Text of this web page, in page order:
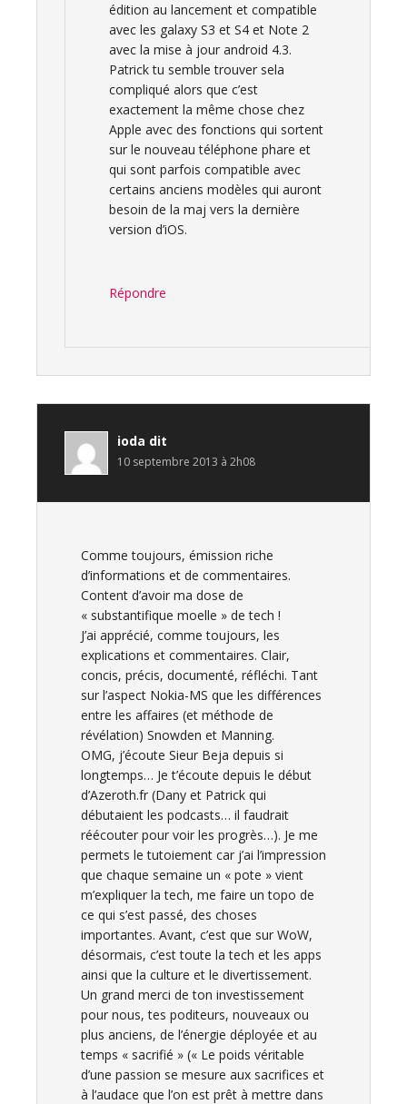
édition au lancement et compatible
avec les galaxy S3 et S4 et Note 2
avec la mise à jour android 4.3.
Patrick tu semble trouver sela
compliqué alors que c’est
exactement la même chose chez
Apple avec des fonctions qui sortent
sur le nouveau téléphone phare et
qui sont parfois compatible avec
certains anciens modèles qui auront
besoin de la maj vers la dernière
version d’iOS.
Répondre
ioda dit
10 septembre 2013 à 2h08
Comme toujours, émission riche
d’informations et de commentaires.
Content d’avoir ma dose de
« substantifique moelle » de tech !
J’ai apprécié, comme toujours, les
explications et commentaires. Clair,
concis, précis, documenté, réfléchi. Tant
sur l’aspect Nokia-MS que les différences
entre les affaires (et méthode de
révélation) Snowden et Manning.
OMG, j’écoute Sieur Beja depuis si
longtemps… Je t’écoute depuis le début
d’Azeroth.fr (Dany et Patrick qui
débutaient les podcasts… il faudrait
réécouter pour voir les progrès…). Je me
permets le tutoiement car j’ai l’impression
que chaque semaine un « pote » vient
m’expliquer la tech, me faire un topo de
ce qui s’est passé, des choses
importantes. Avant, c’est que sur WoW,
désormais, c’est toute la tech et les apps
ainsi que la culture et le divertissement.
Un grand merci de ton investissement
pour nous, tes poditeurs, nouveaux ou
plus anciens, de l’énergie déployée et au
temps « sacrifié » (« Le poids véritable
d’une passion se mesure aux sacrifices et
à l’audace que l’on est prêt à mettre dans